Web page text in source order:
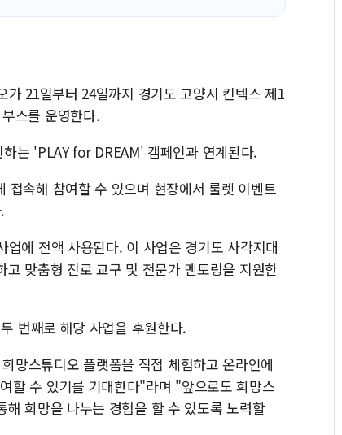
21일부터 24일까지 경기도 고양시 킨텍스 제1
스를 운영한다.
는 'PLAY for DREAM' 캠페인과 연계된다.
접속해 참여할 수 있으며 현장에서 룰렛 이벤트
에 전액 사용된다. 이 사업은 경기도 사각지대
맞춤형 진로 교구 및 전문가 멘토링을 지원한
번째로 해당 사업을 후원한다.
망스튜디오 플랫폼을 직접 체험하고 온라인에
할 수 있기를 기대한다"라며 "앞으로도 희망스
희망을 나누는 경험을 할 수 있도록 노력할